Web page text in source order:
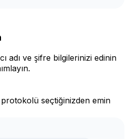
adı ve şifre bilgilerinizi edinin
seçtiğinizden emin